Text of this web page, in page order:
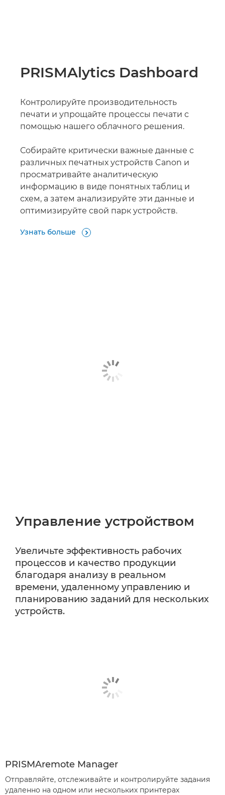
PRISMAlytics Dashboard
Контролируйте производительность
печати и упрощайте процессы печати с
помощью нашего облачного решения.
Собирайте критически важные данные с
различных печатных устройств Canon и
просматривайте аналитическую
информацию в виде понятных таблиц и
схем, а затем анализируйте эти данные и
оптимизируйте свой парк устройств.
Узнать больше 
Управление устройством
Увеличьте эффективность рабочих
процессов и качество продукции
благодаря анализу в реальном
времени, удаленному управлению и
планированию заданий для нескольких
устройств.
PRISMAremote Manager
Отправляйте, отслеживайте и контролируйте задания
удаленно на одном или нескольких принтерах